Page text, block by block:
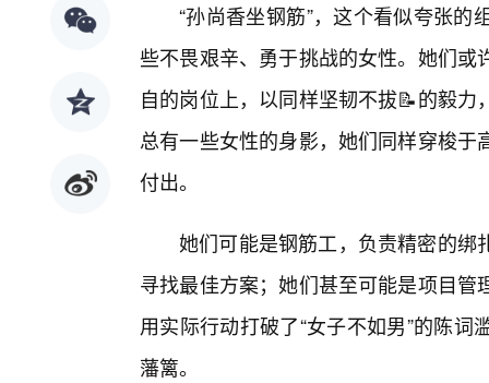
“孙尚香坐钢筋”，这个看似夸张
些不畏艰辛、勇于挑战的女性。她们
自的岗位上，以同样坚韧不拔📝的毅
总有一些女性的身影，她们同样穿梭
付出。
她们可能是钢筋工，负责精密的绑
寻找最佳方案；她们甚至可能是项目
用实际行动打破了“女子不如男”的陈
藩篱。